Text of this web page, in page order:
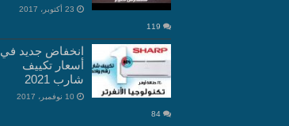
23 أكتوبر، 2017
119
انخفاض جديد في
أسعار تكييف
شارب 2021
10 نوفمبر، 2017
84